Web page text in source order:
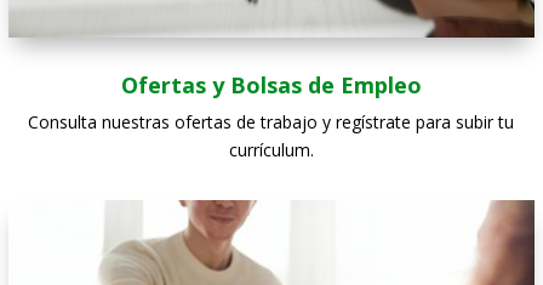
Ofertas y Bolsas de Empleo
Consulta nuestras ofertas de trabajo y regístrate para subir tu
currículum.